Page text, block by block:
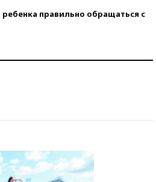
ребенка правильно обращаться с